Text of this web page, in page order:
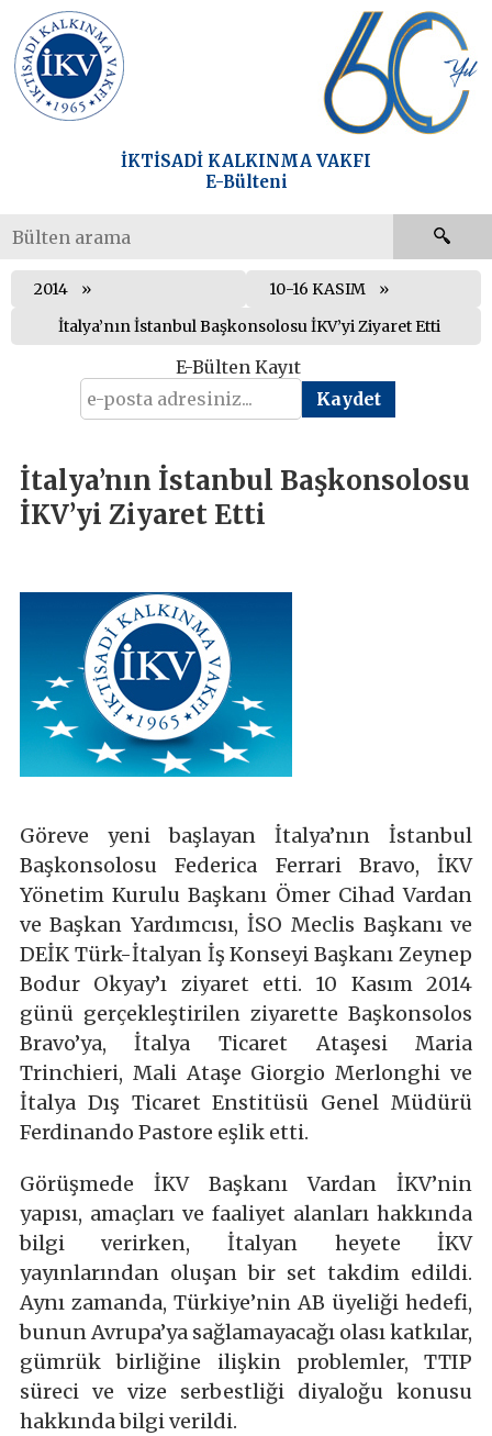
İKTİSADİ KALKINMA VAKFI
E-Bülteni
2014
10-16 KASIM
İtalya’nın İstanbul Başkonsolosu İKV’yi Ziyaret Etti
E-Bülten Kayıt
İtalya’nın İstanbul Başkonsolosu
İKV’yi Ziyaret Etti
Göreve yeni başlayan İtalya’nın İstanbul
Başkonsolosu Federica Ferrari Bravo, İKV
Yönetim Kurulu Başkanı Ömer Cihad Vardan
ve Başkan Yardımcısı, İSO Meclis Başkanı ve
DEİK Türk-İtalyan İş Konseyi Başkanı Zeynep
Bodur Okyay’ı ziyaret etti. 10 Kasım 2014
günü gerçekleştirilen ziyarette Başkonsolos
Bravo’ya, İtalya Ticaret Ataşesi Maria
Trinchieri, Mali Ataşe Giorgio Merlonghi ve
İtalya Dış Ticaret Enstitüsü Genel Müdürü
Ferdinando Pastore eşlik etti.
Görüşmede İKV Başkanı Vardan İKV’nin
yapısı, amaçları ve faaliyet alanları hakkında
bilgi verirken, İtalyan heyete İKV
yayınlarından oluşan bir set takdim edildi.
Aynı zamanda, Türkiye’nin AB üyeliği hedefi,
bunun Avrupa’ya sağlamayacağı olası katkılar,
gümrük birliğine ilişkin problemler, TTIP
süreci ve vize serbestliği diyaloğu konusu
hakkında bilgi verildi.